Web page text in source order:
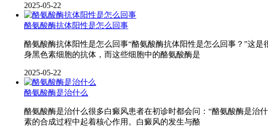
2025-05-22
酪氨酸酶抗体阳性是怎么回事
酪氨酸酶抗体阳性是怎么回事“酪氨酸酶抗体阳性是怎么回事？”这
身黑色素细胞的抗体，而这些细胞中的酪氨酸酶是
2025-05-22
酪氨酸酶是治什么
酪氨酸酶是治什么很多白癜风患者在初诊时都会问：“酪氨酸酶是治
素的合成过程中起着核心作用。白癜风的发生与酪